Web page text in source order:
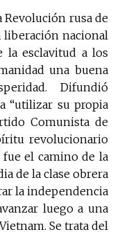
rusa de
liberación nacional
la esclavitud a los
una buena
Difundió
“utilizar su propia
Comunista de
revolucionario
fue el camino de la
de la clase obrera
la independencia
luego a una
Se trata del